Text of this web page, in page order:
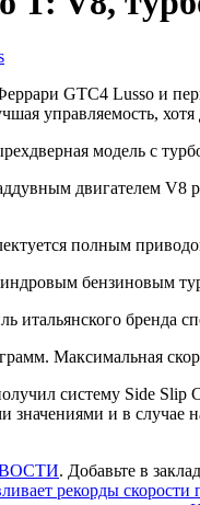
GTC4 Lusso и
управляемость,
модель с
двигателем V8
полным
бензиновым
бренда
Максимальная
систему Side Slip
и в случае
. Добавьте в
рекорды скорости